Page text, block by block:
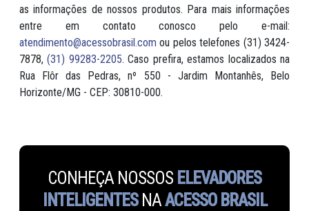
as informações de nossos produtos. Para mais informações
entre em contato conosco pelo e-mail:
atendimento@acessobrasil.com ou pelos telefones (31) 3424-
7878,(31) 99283-2205. Caso prefira, estamos localizados na
Rua Flôr das Pedras, nº 550 - Jardim Montanhês, Belo
Horizonte/MG - CEP: 30810-000.
CONHEÇA NOSSOS ELEVADORES
INTELIGENTESNAACESSO BRASIL